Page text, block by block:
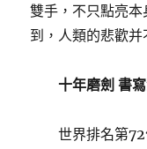
雙手，不只點亮
到，人類的悲歡
十年磨劍 書
世界排名第